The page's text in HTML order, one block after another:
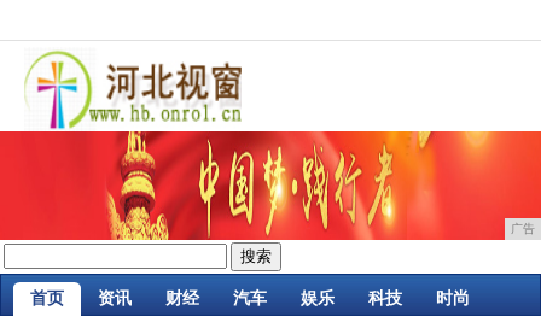
广告
首页 资讯 财经 汽车 娱乐 科技 时尚